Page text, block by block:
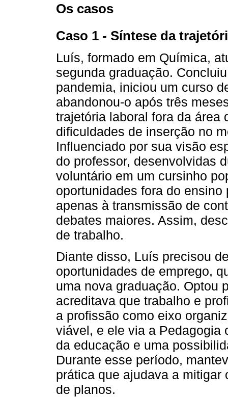
Os casos
Caso 1 - Síntese da
Luís, formado em Química,
segunda graduação.
pandemia, iniciou um curso
abandonou-o após três
trajetória laboral fora da área
dificuldades de inserção no
Influenciado por sua visão
do professor, desenvolvidas
voluntário em um cursinho
oportunidades fora do
apenas à transmissão de
debates maiores. Assim,
de trabalho.
Diante disso, Luís precisou
oportunidades de emprego,
uma nova graduação. Optou
acreditava que trabalho e
a profissão como eixo
viável, e ele via a Pedagogia
da educação e uma
Durante esse período,
prática que ajudava a
de planos.